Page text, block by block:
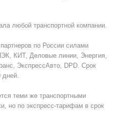
любой транспортной компании.
по России силами
КИТ, Деловые линии, Энергия,
ЭкспрессАвто, DPD. Срок
дней.
теми же транспортными
но по экспресс-тарифам в срок